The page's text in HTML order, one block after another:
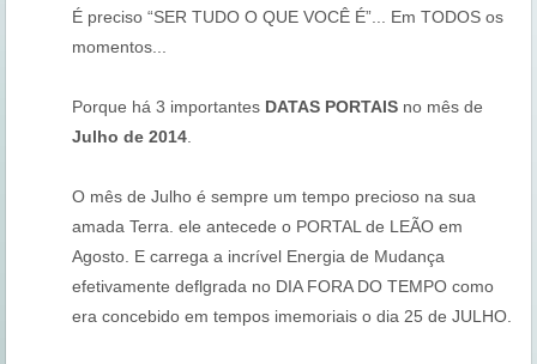
É preciso “SER TUDO O QUE VOCÊ É”... Em TODOS os
momentos...
Porque há 3 importantes DATAS PORTAIS no mês de
Julho de 2014
O mês de Julho é sempre um tempo precioso na sua
amada Terra. ele antecede o PORTAL de LEÃO em
Agosto. E carrega a incrível Energia de Mudança
efetivamente deflgrada no DIA FORA DO TEMPO como
era concebido em tempos imemoriais o dia 25 de JULHO.